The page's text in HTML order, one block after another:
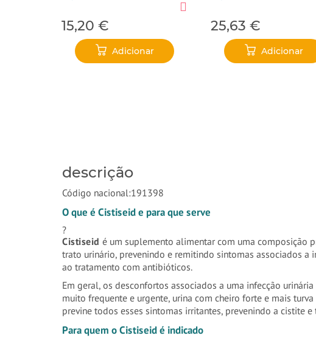
15,20 €
Adicionar
25,63 €
Adicionar
descrição
Código nacional:191398
O que é Cistiseid e para que serve
?
Cistiseid é um suplemento alimentar com uma composição
trato urinário, prevenindo e remitindo sintomas associados a
ao tratamento com antibióticos.
Em geral, os desconfortos associados a uma infecção
muito frequente e urgente, urina com cheiro forte e mais
previne todos esses sintomas irritantes, prevenindo a cistite
Para quem o Cistiseid é indicado